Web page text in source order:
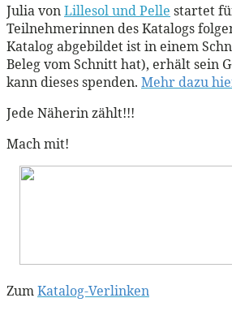
Julia vonLillesol und Pelle startet
Teilnehmerinnen des Katalogs
Katalog abgebildet ist in einem
Beleg vom Schnitt hat), erhält sein
kann dieses spenden. Mehr dazu
Jede Näherin zählt!!!
Mach mit!
ZumKatalog-Verlinken